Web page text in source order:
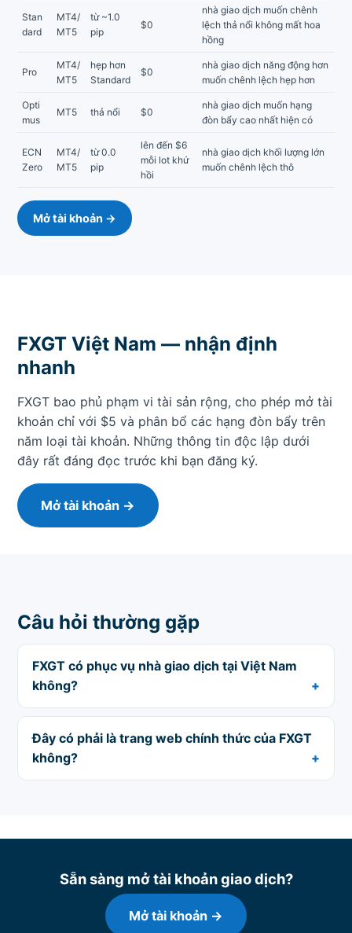
Stan
dard
MT4/
MT5
từ ~1.0
pip
$0
nhà giao dịch muốn chênh
lệch thả nổi không mất hoa
hồng
Pro
MT4/
MT5
hẹp hơn
Standard
$0
nhà giao dịch năng động hơn
muốn chênh lệch hẹp hơn
Opti
mus
MT5 thả nổi $0
nhà giao dịch muốn hạng
đòn bẩy cao nhất hiện có
ECN
Zero
MT4/
MT5
từ 0.0
pip
lên đến $6
mỗi lot khứ
hồi
nhà giao dịch khối lượng lớn
muốn chênh lệch thô
Mở tài khoản →
FXGT Việt Nam — nhận định
nhanh
FXGT bao phủ phạm vi tài sản rộng, cho phép mở tài
khoản chỉ với $5 và phân bổ các hạng đòn bẩy trên
năm loại tài khoản. Những thông tin độc lập dưới
đây rất đáng đọc trước khi bạn đăng ký.
Mở tài khoản →
Câu hỏi thường gặp
FXGT có phục vụ nhà giao dịch tại Việt Nam
không?
Đây có phải là trang web chính thức của FXGT
không?
Sẵn sàng mở tài khoản giao dịch?
Mở tài khoản →